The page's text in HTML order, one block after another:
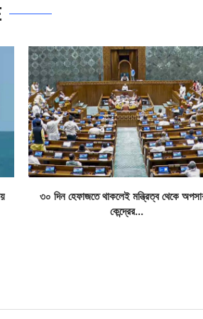
৩০ দিন হেফাজতে থাকলেই মন্ত্রিত্ব থেকে
কেন্দ্রের...